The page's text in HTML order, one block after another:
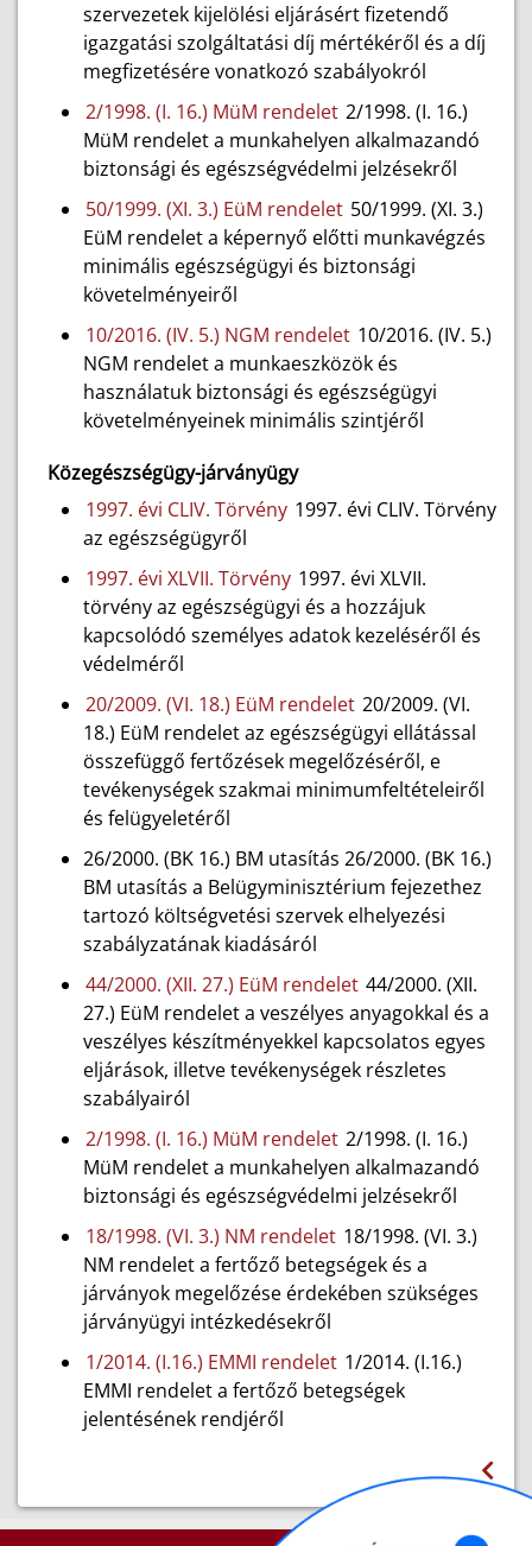
szervezetek kijelölési eljárásért fizetendő
igazgatási szolgáltatási díj mértékéről és a díj
megfizetésére vonatkozó szabályokról
2/1998. (I. 16.) MüM rendelet 2/1998. (I. 16.)
MüM rendelet a munkahelyen alkalmazandó
biztonsági és egészségvédelmi jelzésekről
50/1999. (XI. 3.) EüM rendelet 50/1999. (XI. 3.)
EüM rendelet a képernyő előtti munkavégzés
minimális egészségügyi és biztonsági
követelményeiről
10/2016. (IV. 5.) NGM rendelet 10/2016. (IV. 5.)
NGM rendelet a munkaeszközök és
használatuk biztonsági és egészségügyi
követelményeinek minimális szintjéről
Közegészségügy-járványügy
1997. évi CLIV. Törvény 1997. évi CLIV. Törvény
az egészségügyről
1997. évi XLVII. Törvény 1997. évi XLVII.
törvény az egészségügyi és a hozzájuk
kapcsolódó személyes adatok kezeléséről és
védelméről
20/2009. (VI. 18.) EüM rendelet 20/2009. (VI.
18.) EüM rendelet az egészségügyi ellátással
összefüggő fertőzések megelőzéséről, e
tevékenységek szakmai minimumfeltételeiről
és felügyeletéről
26/2000. (BK 16.) BM utasítás 26/2000. (BK 16.)
BM utasítás a Belügyminisztérium fejezethez
tartozó költségvetési szervek elhelyezési
szabályzatának kiadásáról
44/2000. (XII. 27.) EüM rendelet 44/2000. (XII.
27.) EüM rendelet a veszélyes anyagokkal és a
veszélyes készítményekkel kapcsolatos egyes
eljárások, illetve tevékenységek részletes
szabályairól
2/1998. (I. 16.) MüM rendelet 2/1998. (I. 16.)
MüM rendelet a munkahelyen alkalmazandó
biztonsági és egészségvédelmi jelzésekről
18/1998. (VI. 3.) NM rendelet 18/1998. (VI. 3.)
NM rendelet a fertőző betegségek és a
járványok megelőzése érdekében szükséges
járványügyi intézkedésekről
1/2014. (I.16.) EMMI rendelet 1/2014. (I.16.)
EMMI rendelet a fertőző betegségek
jelentésének rendjéről